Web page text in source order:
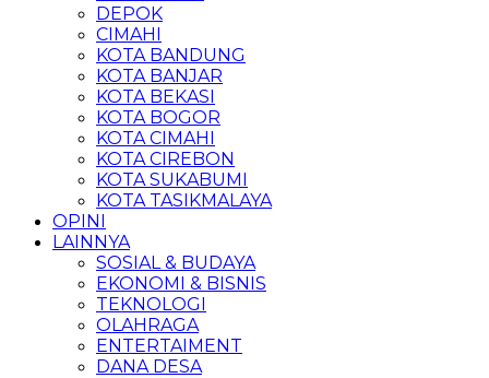
DEPOK
CIMAHI
KOTA BANDUNG
KOTA BANJAR
KOTA BEKASI
KOTA BOGOR
KOTA CIMAHI
KOTA CIREBON
KOTA SUKABUMI
KOTA TASIKMALAYA
OPINI
LAINNYA
SOSIAL & BUDAYA
EKONOMI & BISNIS
TEKNOLOGI
OLAHRAGA
ENTERTAIMENT
DANA DESA